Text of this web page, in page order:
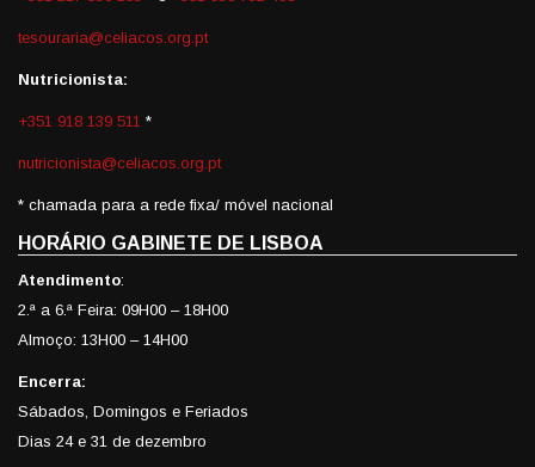
tesouraria@celiacos.org.pt
Nutricionista:
+351 918 139 511 *
nutricionista@celiacos.org.pt
* chamada para a rede fixa/ móvel nacional
HORÁRIO GABINETE DE LISBOA
Atendimento:
2.ª a 6.ª Feira: 09H00 – 18H00
Almoço: 13H00 – 14H00
Encerra:
Sábados, Domingos e Feriados
Dias 24 e 31 de dezembro